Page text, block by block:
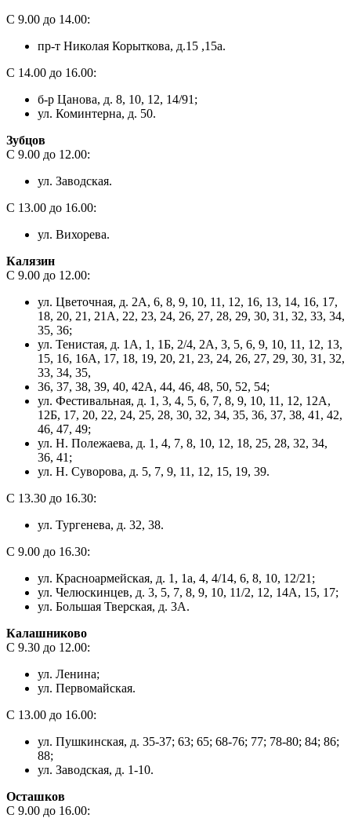
С 9.00 до 14.00:
пр-т Николая Корыткова, д.15 ,15а.
С 14.00 до 16.00:
б-р Цанова, д. 8, 10, 12, 14/91;
ул. Коминтерна, д. 50.
Зубцов
С 9.00 до 12.00:
ул. Заводская.
С 13.00 до 16.00:
ул. Вихорева.
Калязин
С 9.00 до 12.00:
ул. Цветочная, д. 2А, 6, 8, 9, 10, 11, 12, 16, 13, 14, 16, 17,
18, 20, 21, 21А, 22, 23, 24, 26, 27, 28, 29, 30, 31, 32, 33, 34,
35, 36;
ул. Тенистая, д. 1А, 1, 1Б, 2/4, 2А, 3, 5, 6, 9, 10, 11, 12, 13,
15, 16, 16А, 17, 18, 19, 20, 21, 23, 24, 26, 27, 29, 30, 31, 32,
33, 34, 35,
36, 37, 38, 39, 40, 42А, 44, 46, 48, 50, 52, 54;
ул. Фестивальная, д. 1, 3, 4, 5, 6, 7, 8, 9, 10, 11, 12, 12А,
12Б, 17, 20, 22, 24, 25, 28, 30, 32, 34, 35, 36, 37, 38, 41, 42,
46, 47, 49;
ул. Н. Полежаева, д. 1, 4, 7, 8, 10, 12, 18, 25, 28, 32, 34,
36, 41;
ул. Н. Суворова, д. 5, 7, 9, 11, 12, 15, 19, 39.
С 13.30 до 16.30:
ул. Тургенева, д. 32, 38.
С 9.00 до 16.30:
ул. Красноармейская, д. 1, 1а, 4, 4/14, 6, 8, 10, 12/21;
ул. Челюскинцев, д. 3, 5, 7, 8, 9, 10, 11/2, 12, 14А, 15, 17;
ул. Большая Тверская, д. 3А.
Калашниково
С 9.30 до 12.00:
ул. Ленина;
ул. Первомайская.
С 13.00 до 16.00:
ул. Пушкинская, д. 35-37; 63; 65; 68-76; 77; 78-80; 84; 86;
88;
ул. Заводская, д. 1-10.
Осташков
С 9.00 до 16.00: